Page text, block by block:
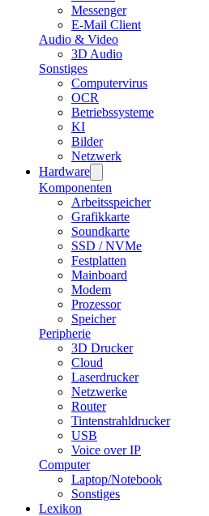
Messenger
E-Mail Client
Audio & Video
3D Audio
Sonstiges
Computervirus
OCR
Betriebssysteme
KI
Bilder
Netzwerk
Hardware
Komponenten
Arbeitsspeicher
Grafikkarte
Soundkarte
SSD / NVMe
Festplatten
Mainboard
Modem
Prozessor
Speicher
Peripherie
3D Drucker
Cloud
Laserdrucker
Netzwerke
Router
Tintenstrahldrucker
USB
Voice over IP
Computer
Laptop/Notebook
Sonstiges
Lexikon